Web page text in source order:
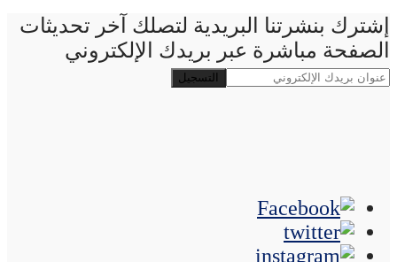
إشترك بنشرتنا البريدية لتصلك آخر تحديثات
الصفحة مباشرة عبر بريدك الإلكتروني